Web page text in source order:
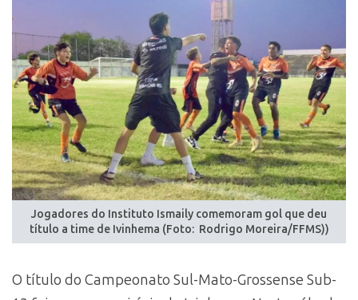
Jogadores do Instituto Ismaily comemoram gol que deu
título a time de Ivinhema (Foto: Rodrigo Moreira/FFMS))
O título do Campeonato Sul-Mato-Grossense Sub-